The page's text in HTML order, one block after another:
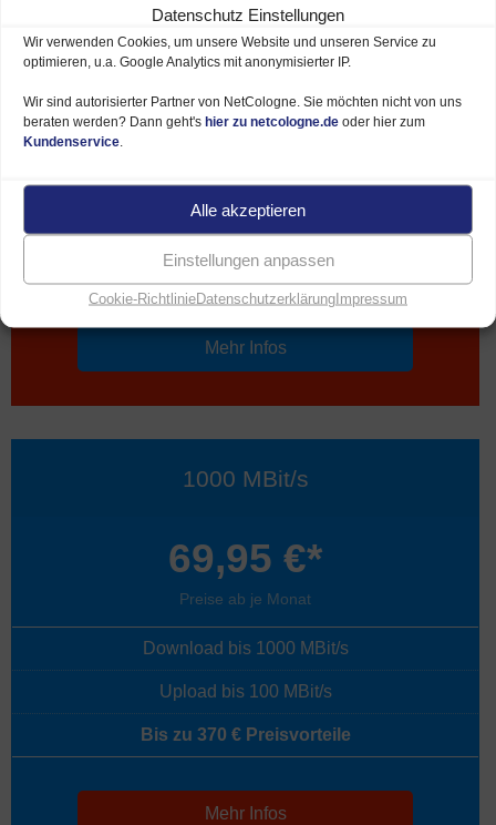
Datenschutz Einstellungen
Wir verwenden Cookies, um unsere Website und unseren Service zu
optimieren, u.a. Google Analytics mit anonymisierter IP.
Wir sind autorisierter Partner von NetCologne. Sie möchten nicht von uns
beraten werden? Dann geht's hier zu netcologne.de oder hier zum
Kundenservice
Alle akzeptieren
Einstellungen anpassen
Cookie-RichtlinieDatenschutzerklärungImpressum
500 MBit/s
49,95 €*
Preise ab je Monat
Download bis 500 MBit/s
Upload bis 50 MBit/s
Bis zu 320 € Preisvorteile
Mehr Infos
1000 MBit/s
69,95 €*
Preise ab je Monat
Download bis 1000 MBit/s
Upload bis 100 MBit/s
Bis zu 370 € Preisvorteile
Mehr Infos